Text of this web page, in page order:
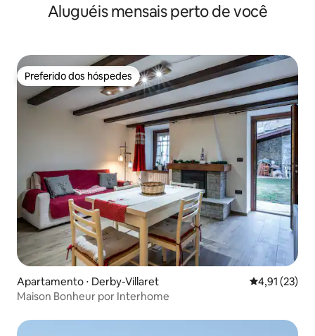
Aluguéis mensais perto de você
Preferido dos hóspedes
Preferido dos hóspedes
Apartamento ⋅ Derby-Villaret 4,91 de uma
4,91 (23)
Maison Bonheur por Interhome